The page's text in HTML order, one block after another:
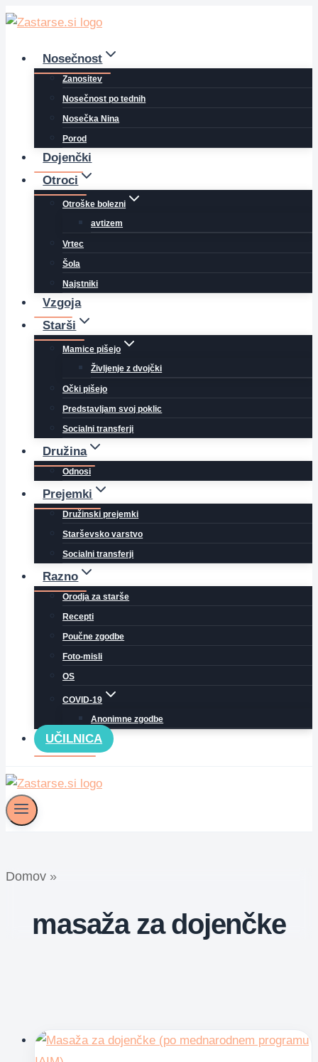
Skip
contentNosečnost
Zanositev
Nosečnost po tednih
Nosečka Nina
Porod
Dojenčki
Otroci
Otroške bolezni
avtizem
Vrtec
Šola
Najstniki
Vzgoja
Starši
Mamice pišejo
Življenje z dvojčki
Očki pišejo
Predstavljam svoj poklic
Socialni transferji
Družina
Odnosi
Prejemki
Družinski prejemki
Starševsko varstvo
Socialni transferji
Razno
Orodja za starše
Recepti
Poučne zgodbe
Foto-misli
OS
COVID-19
Anonimne zgodbe
UČILNICA
Domov »
masaža za dojenčke